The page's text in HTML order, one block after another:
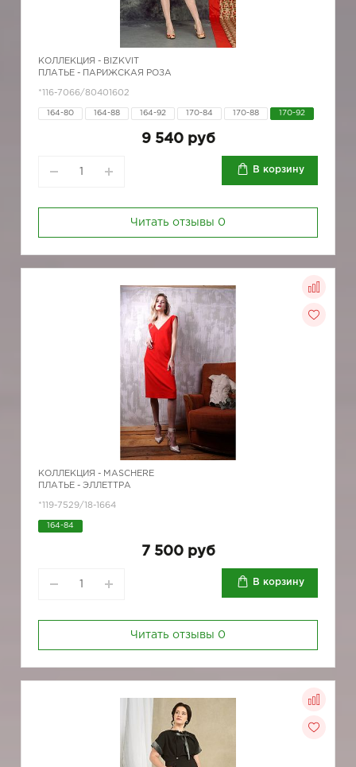
КОЛЛЕКЦИЯ - BIZKVIT
ПЛАТЬЕ - ПАРИЖСКАЯ РОЗА
*116-7066/80401602
164-80 164-88 164-92 170-84 170-88 170-92
9 540 руб
В корзину
Читать отзывы 0
КОЛЛЕКЦИЯ - MASCHERE
ПЛАТЬЕ - ЭЛЛЕТТРА
*119-7529/18-1664
164-84
7 500 руб
В корзину
Читать отзывы 0